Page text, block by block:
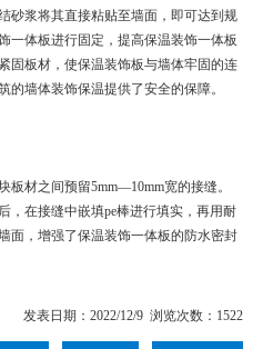
砂浆将其直接粘贴至墙面，即可达到规
一体板进行固定，提高保温装饰一体板
固板材，使保温装饰板与墙体牢固的连
的墙体装饰保温提供了安全的保障。
材之间预留5mm—10mm宽的接缝。
，在接缝中嵌填pe棒进行填实，再用耐
面，增强了保温装饰一体板的防水密封
发表日期：2022/12/9 浏览次数：1522